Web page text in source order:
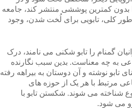
بدون کمترین پوششی منتشر کند، جامعه
طور کلی، تابویی برای لُخت شدن، وجود
گمنام را تابو شکنی می نامند، درک
به چه معناست. بدین سبب نگارنده
تابو نوشته و آن دوستان به بیراهه رفته
مرتبط با هر یک از حوزه های
شناخته می شوند. شکستن تابو با
می شود.